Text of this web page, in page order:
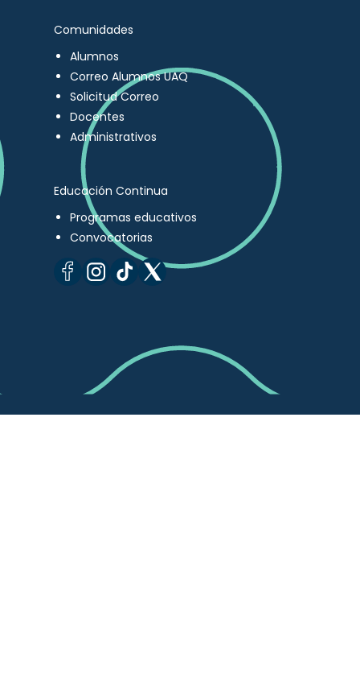
Comunidades
Alumnos
Correo Alumnos UAQ
Solicitud Correo
Docentes
Administrativos
Educación Continua
Programas educativos
Convocatorias